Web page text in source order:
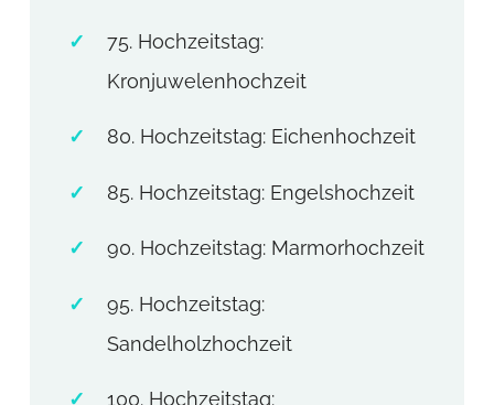
75. Hochzeitstag:
Kronjuwelenhochzeit
80. Hochzeitstag: Eichenhochzeit
85. Hochzeitstag: Engelshochzeit
90. Hochzeitstag: Marmorhochzeit
95. Hochzeitstag:
Sandelholzhochzeit
100. Hochzeitstag: